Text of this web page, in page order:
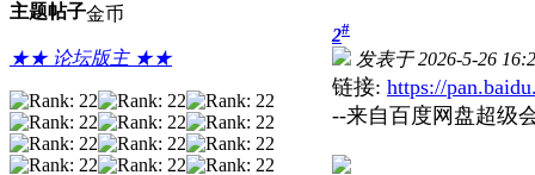
主题帖子金币
★★ 论坛版主 ★★
2#
发表于 2026-5-26
链接: https://
--来自百度网盘超级